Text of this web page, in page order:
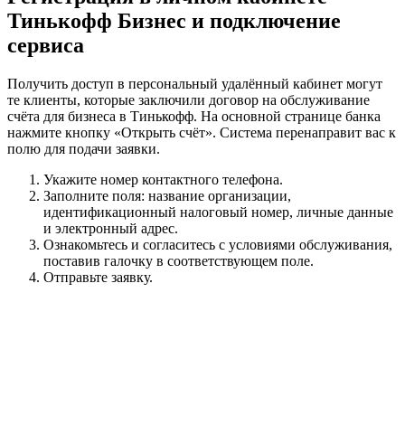
Тинькофф Бизнес и подключение
сервиса
Получить доступ в персональный удалённый кабинет могут
те клиенты, которые заключили договор на обслуживание
счёта для бизнеса в Тинькофф. На основной странице банка
нажмите кнопку «Открыть счёт». Система перенаправит вас к
полю для подачи заявки.
Укажите номер контактного телефона.
Заполните поля: название организации,
идентификационный налоговый номер, личные данные
и электронный адрес.
Ознакомьтесь и согласитесь с условиями обслуживания,
поставив галочку в соответствующем поле.
Отправьте заявку.